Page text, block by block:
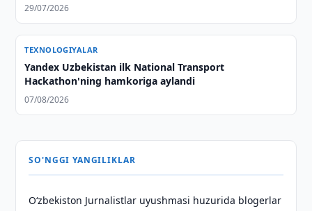
29/07/2026
TEXNOLOGIYALAR
Yandex Uzbekistan ilk National Transport
Hackathon'ning hamkoriga aylandi
07/08/2026
SO'NGGI YANGILIKLAR
O‘zbekiston Jurnalistlar uyushmasi huzurida blogerlar